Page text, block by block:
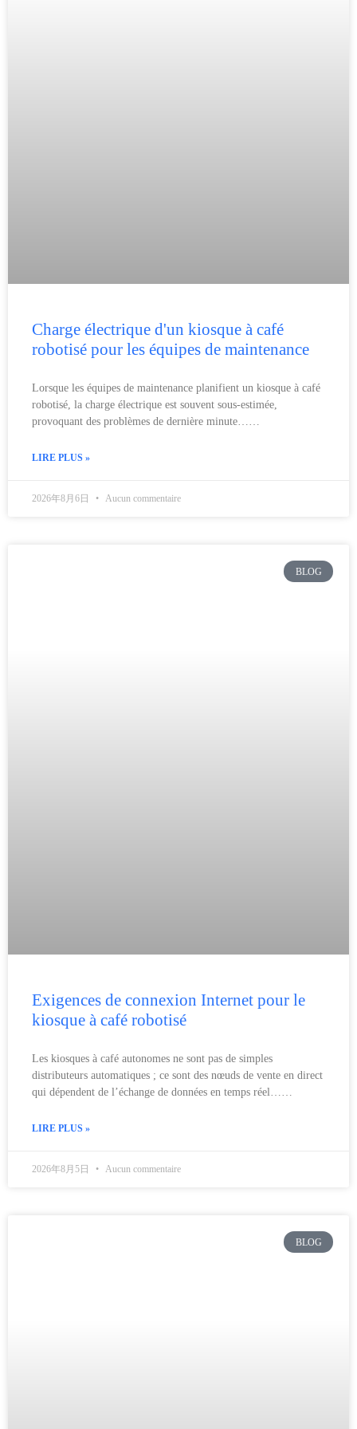
Charge électrique d'un kiosque à café
robotisé pour les équipes de maintenance
Lorsque les équipes de maintenance planifient un kiosque à café
robotisé, la charge électrique est souvent sous-estimée,
provoquant des problèmes de dernière minute……
LIRE PLUS »
2026年8月6日 Aucun commentaire
BLOG
Exigences de connexion Internet pour le
kiosque à café robotisé
Les kiosques à café autonomes ne sont pas de simples
distributeurs automatiques ; ce sont des nœuds de vente en direct
qui dépendent de l’échange de données en temps réel……
LIRE PLUS »
2026年8月5日 Aucun commentaire
BLOG